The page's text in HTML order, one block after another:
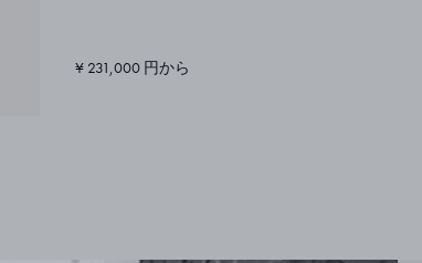
¥ 231,000 円から